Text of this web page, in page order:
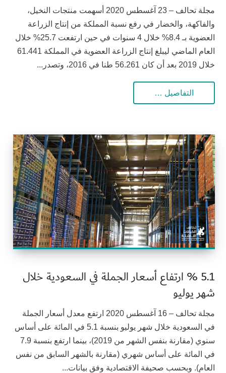
مجلة تحالف – 23 آغسطس 2020 أسهمت منتجات النخيل،
والفاكهة، والخضار في رفع نسبة المملكة من إنتاج الزراعة
العضوية بـ 8.4% خلال 4 سنوات في حين ارتفعت 25.7% خلال
العام الماضي ليبلغ إنتاج الزراعة العضوية في المملكة 61.441
خلال 2019 بعد أن كان 56.261 طنا في 2016، وتصدر...
التفاصيل …
5.1 % ارتفاع أسعار الجملة في السعودية خلال
شهر يوليو
مجلة تحالف – 16 آغسطس 2020 ارتفع معدل أسعار الجملة
في السعودية خلال شهر يوليو بنسبة 5.1 في المائة على أساس
سنوي (مقارنة بنفس الشهر من 2019)، بينما ارتفع بنسبة 7.9
في المائة على أساس شهري (مقارنة بالشهر السابق من نفس
العام). وبحسب صحيفة الاقتصادية وفق بيانات...